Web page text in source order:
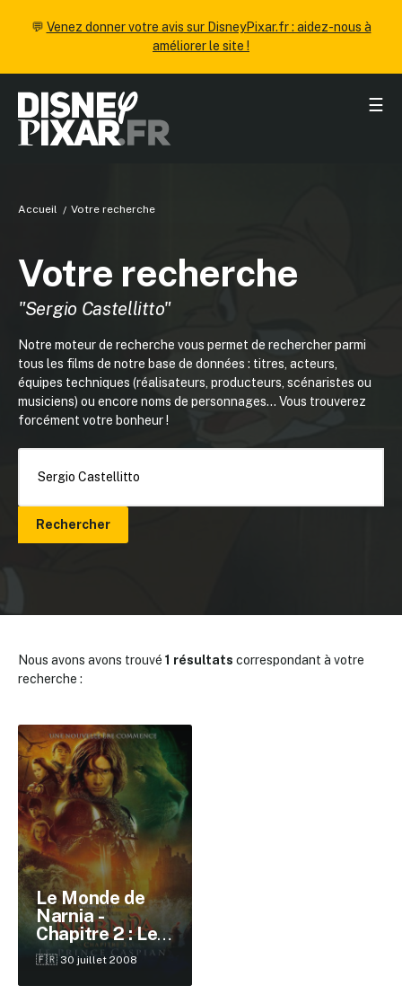
💬 Venez donner votre avis sur DisneyPixar.fr : aidez-nous à
améliorer le site !
☰
Accueil Votre recherche
Votre recherche
"Sergio Castellitto"
Notre moteur de recherche vous permet de rechercher parmi
tous les films de notre base de données : titres, acteurs,
équipes techniques (réalisateurs, producteurs, scénaristes ou
musiciens) ou encore noms de personnages... Vous trouverez
forcément votre bonheur !
Rechercher
Nous avons avons trouvé 1 résultats correspondant à votre
recherche :
Le Monde de
Narnia -
Chapitre 2 : Le
Prince Caspian
🇫🇷 30 juillet 2008
✕